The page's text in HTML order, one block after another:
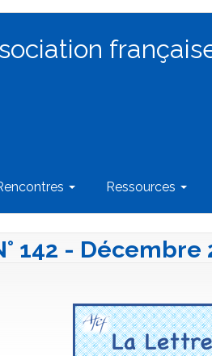
Ressources
142 - Décembre